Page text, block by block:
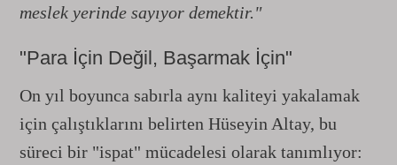
meslek yerinde sayıyor demektir."
"Para İçin Değil, Başarmak İçin"
On yıl boyunca sabırla aynı kaliteyi yakalamak
için çalıştıklarını belirten Hüseyin Altay, bu
süreci bir "ispat" mücadelesi olarak tanımlıyor: